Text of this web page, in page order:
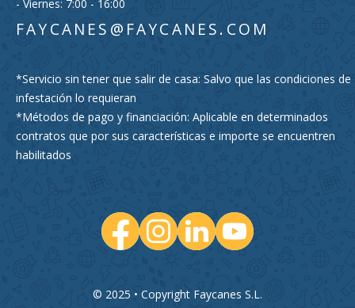
- Viernes: 7:00 - 16:00
FAYCANES@FAYCANES.COM
*Servicio sin tener que salir de casa: Salvo que las condiciones de
infestación lo requieran
*Métodos de pago y financiación: Aplicable en determinados
contratos que por sus características e importe se encuentren
habilitados
© 2025 • Copyright Faycanes S.L.